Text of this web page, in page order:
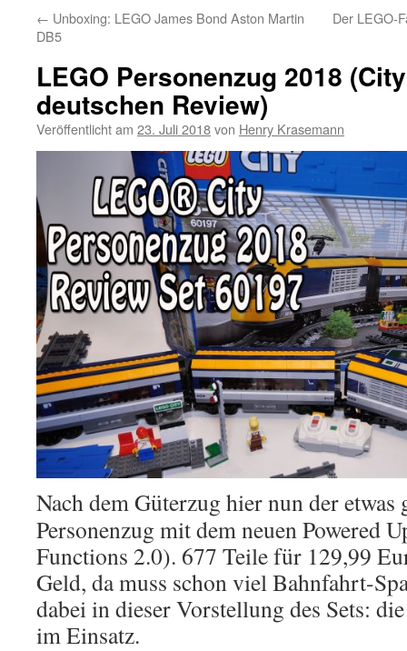
← Unboxing: LEGO James Bond Aston Martin
DB5
Der LEGO-
LEGO Personenzug 2018
deutschen Review)
Veröffentlicht am 23. Juli 2018von Henry Krasemann
Nach dem Güterzug hier nun der etwas
Personenzug mit dem neuen Powered
Functions 2.0). 677 Teile für 129,99
Geld, da muss schon viel Bahnfahrt-
dabei in dieser Vorstellung des Sets:
im Einsatz.